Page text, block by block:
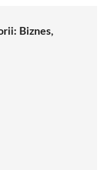
Biznes,